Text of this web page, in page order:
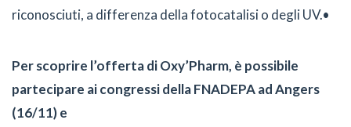
riconosciuti, a differenza della fotocatalisi o degli UV.•
Per scoprire l’offerta di Oxy’Pharm, è possibile
partecipare ai congressi della FNADEPA ad Angers
(16/11) e